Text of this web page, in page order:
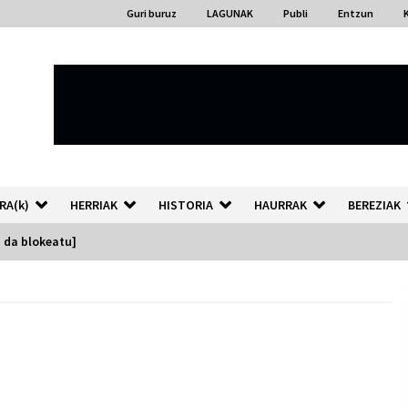
Guri buruz LAGUNAK Publi Entzun
HERRIAK HISTORIA HAURRAK BEREZIAK
da blokeatu]